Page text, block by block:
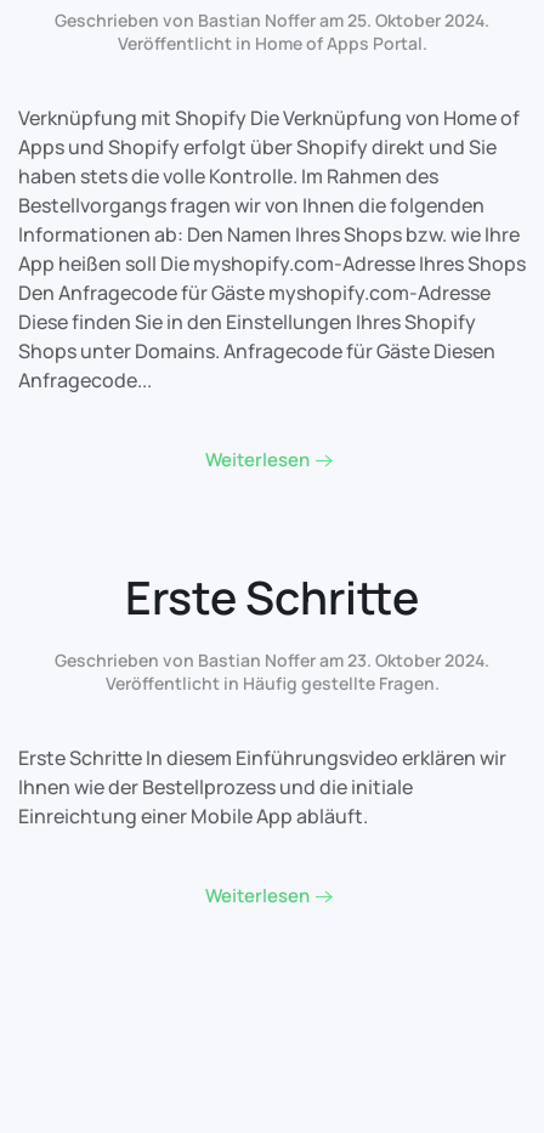
Geschrieben von Bastian Noffer am25. Oktober 2024.
Veröffentlicht in Home of Apps Portal.
Verknüpfung mit Shopify Die Verknüpfung von Home of
Apps und Shopify erfolgt über Shopify direkt und Sie
haben stets die volle Kontrolle. Im Rahmen des
Bestellvorgangs fragen wir von Ihnen die folgenden
Informationen ab: Den Namen Ihres Shops bzw. wie Ihre
App heißen soll Die myshopify.com-Adresse Ihres Shops
Den Anfragecode für Gäste myshopify.com-Adresse
Diese finden Sie in den Einstellungen Ihres Shopify
Shops unter Domains. Anfragecode für Gäste Diesen
Anfragecode...
Weiterlesen
Erste Schritte
Geschrieben von Bastian Noffer am23. Oktober 2024.
Veröffentlicht in Häufig gestellte Fragen.
Erste Schritte In diesem Einführungsvideo erklären wir
Ihnen wie der Bestellprozess und die initiale
Einreichtung einer Mobile App abläuft.
Weiterlesen